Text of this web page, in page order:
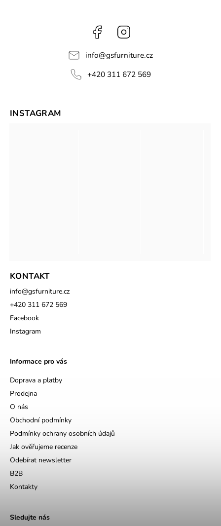
Facebook
info@gsfurniture.cz
+420 311 672 569
KONTAKT
info@gsfurniture.cz
+420 311 672 569
Facebook
Instagram
Informace pro vás
Doprava a platby
Prodejna
O nás
Obchodní podmínky
Podmínky ochrany osobních údajů
Jak ověřujeme recenze
Odebírat newsletter
B2B
Kontakty
INSTAGRAM
Sledujte nás